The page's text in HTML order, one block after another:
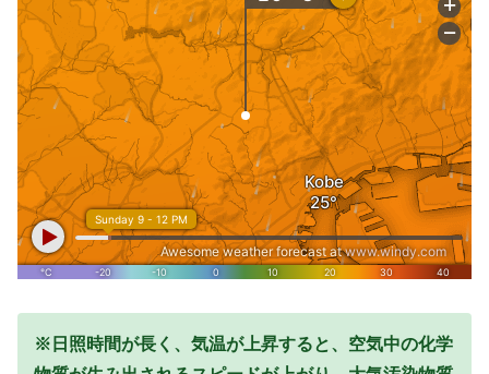
※日照時間が長く、気温が上昇すると、空気中の化学